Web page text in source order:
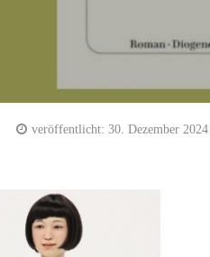
veröffentlicht: 30. Dezember 2024